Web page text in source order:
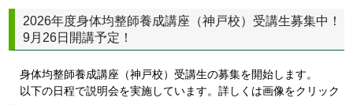
2026年度身体均整師養成講座（神戸校）受講生募集中！
9月26日開講予定！
身体均整師養成講座（神戸校）受講生の募集を開始します。
以下の日程で説明会を実施しています。詳しくは画像をクリック